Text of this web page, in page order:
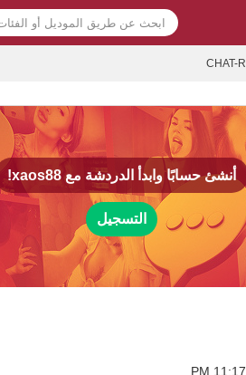
أنشئ حسابًا وابدأ الدردشة معxaos88!
التسجيل